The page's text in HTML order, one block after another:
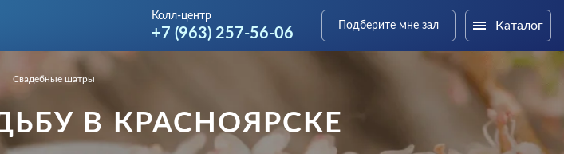
Колл-центр
+7 (963) 257-56-06 Подберите мне зал Каталог
Свадебные шатры
В КРАСНОЯРСКЕ